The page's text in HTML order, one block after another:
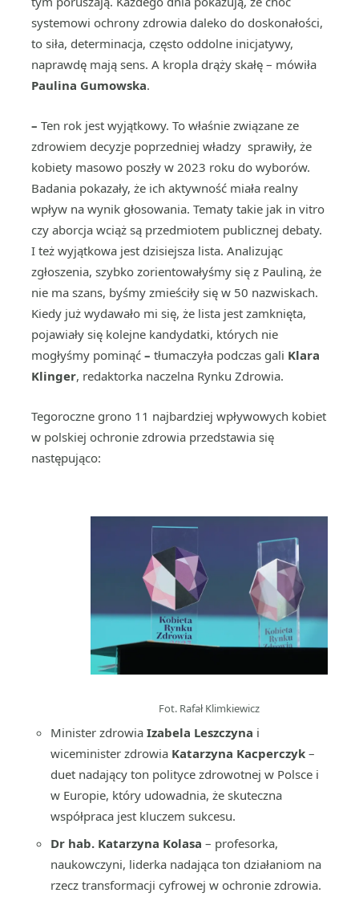
systemowi ochrony zdrowia daleko do doskonałości,
to siła, determinacja, często oddolne inicjatywy,
naprawdę mają sens. A kropla drąży skałę – mówiła
Paulina Gumowska.
– Ten rok jest wyjątkowy. To właśnie związane ze
zdrowiem decyzje poprzedniej władzy sprawiły, że
kobiety masowo poszły w 2023 roku do wyborów.
Badania pokazały, że ich aktywność miała realny
wpływ na wynik głosowania. Tematy takie jak in vitro
czy aborcja wciąż są przedmiotem publicznej debaty.
I też wyjątkowa jest dzisiejsza lista. Analizując
zgłoszenia, szybko zorientowałyśmy się z Pauliną, że
nie ma szans, byśmy zmieściły się w 50 nazwiskach.
Kiedy już wydawało mi się, że lista jest zamknięta,
pojawiały się kolejne kandydatki, których nie
mogłyśmy pominąć – tłumaczyła podczas gali Klara
Klinger, redaktorka naczelna Rynku Zdrowia.
Tegoroczne grono 11 najbardziej wpływowych kobiet
w polskiej ochronie zdrowia przedstawia się
następująco:
Fot. Rafał Klimkiewicz
Minister zdrowia Izabela Leszczyna i
wiceminister zdrowia Katarzyna Kacperczyk –
duet nadający ton polityce zdrowotnej w Polsce i
w Europie, który udowadnia, że skuteczna
współpraca jest kluczem sukcesu.
Dr hab. Katarzyna Kolasa – profesorka,
naukowczyni, liderka nadająca ton działaniom na
rzecz transformacji cyfrowej w ochronie zdrowia.